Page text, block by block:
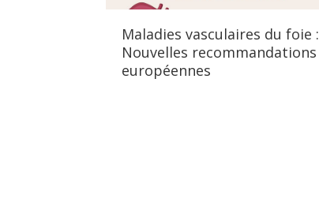
Maladies vasculaires du foie :
Nouvelles recommandations
européennes